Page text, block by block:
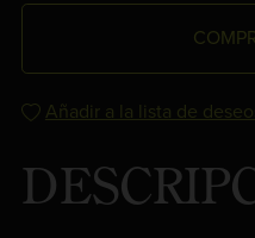
Añadir a la lista de